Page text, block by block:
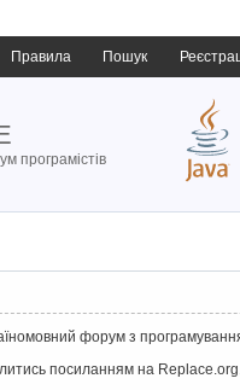
Правила Пошук
програмістів
форум з
посиланням на